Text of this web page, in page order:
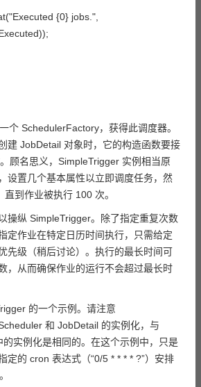
{0} jobs.",
个 SchedulerFactory，获得此调度器。
建 JobDetail 对象时，它的构造函数要接
顾名思义，SimpleTrigger 实例相当原
设置几个基本属性以立即调度任务，然
到作业被执行 100 次。
操纵 SimpleTrigger。除了指定重复次数
定作业在特定日历时间执行，只需给定
先级（稍后讨论）。执行的最长时间可
，从而确保作业的运行不会超过最长时
的一个示例。请注意
和 JobDetail 的实例化，与
实例化是相同的。在这个示例中，只是
定的 cron 表达式（“0/5 * * * * ?”）安排